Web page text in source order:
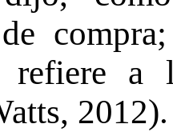
a
2012).